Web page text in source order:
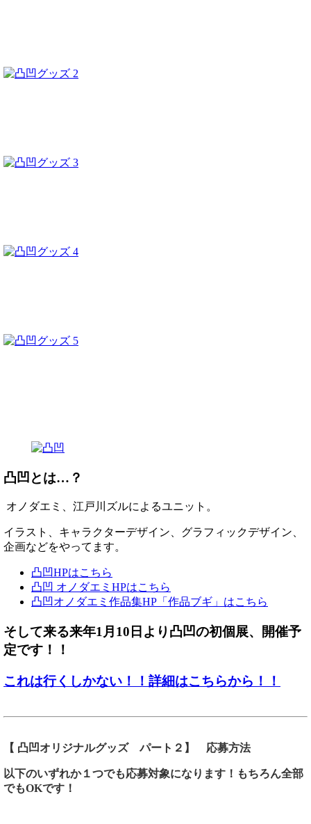
凸凹とは…？
オノダエミ、江戸川ズルによるユニット。
イラスト、キャラクターデザイン、グラフィックデザイン、
企画などをやってます。
凸凹HPはこちら
凸凹 オノダエミHPはこちら
凸凹オノダエミ作品集HP「作品ブギ」はこちら
そして来る来年1月10日より凸凹の初個展、開催予
定です！！
これは行くしかない！！詳細はこちらから！！
【 凸凹オリジナルグッズ パート２】 応募方法
以下のいずれか１つでも応募対象になります！もちろん全部
でもOKです！